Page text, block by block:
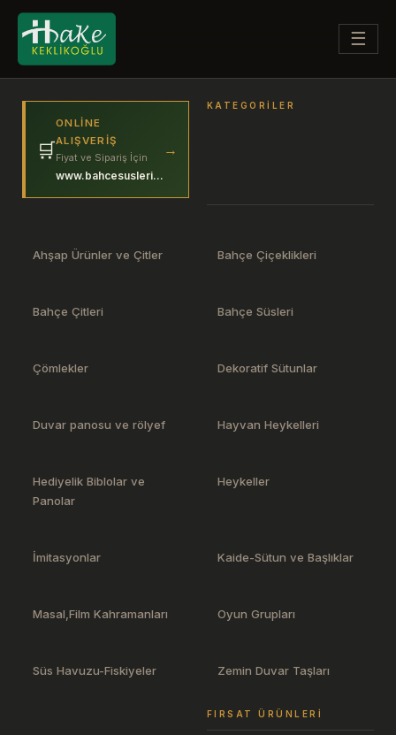
☰
🛒
ONLINE
ALIŞVERIŞ
Fiyat ve Sipariş İçin
www.bahcesuslerim.com
→
KATEGORILER
Ahşap Ürünler ve Çitler Bahçe Çiçeklikleri
Bahçe Çitleri Bahçe Süsleri
Çömlekler Dekoratif Sütunlar
Duvar panosu ve rölyef Hayvan Heykelleri
Hediyelik Biblolar ve
Panolar
Heykeller
İmitasyonlar Kaide-Sütun ve Başlıklar
Masal,Film Kahramanları Oyun Grupları
Süs Havuzu-Fiskiyeler Zemin Duvar Taşları
FIRSAT ÜRÜNLERI